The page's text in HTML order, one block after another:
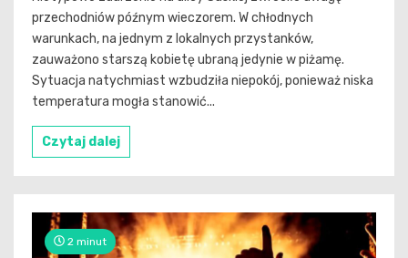
przechodniów późnym wieczorem. W chłodnych
warunkach, na jednym z lokalnych przystanków,
zauważono starszą kobietę ubraną jedynie w piżamę.
Sytuacja natychmiast wzbudziła niepokój, ponieważ niska
temperatura mogła stanowić...
Czytaj dalej
2 minut